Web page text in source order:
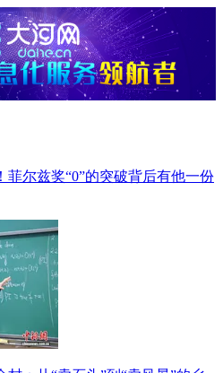
菲尔兹奖“0”的突破背后有他一份